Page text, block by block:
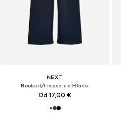
NEXT
Bootcut/trapezice Hlače
Od 17,00 €